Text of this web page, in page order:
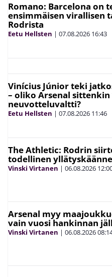
Romano: Barcelona on
ensimmäisen virallisen
Rodrista
Eetu Hellsten | 07.08.2026 16:43
Vinícius Júnior teki
– oliko Arsenal sittenkin
neuvotteluvaltti?
Eetu Hellsten | 07.08.2026 11:46
The Athletic: Rodrin
todellinen yllätyskäänne
Vinski Virtanen | 06.08.2026
Arsenal myy
vain vuosi hankinnan
Vinski Virtanen | 06.08.2026